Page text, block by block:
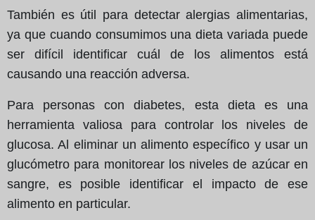
También es útil para detectar alergias alimentarias,
ya que cuando consumimos una dieta variada puede
ser difícil identificar cuál de los alimentos está
causando una reacción adversa.
Para personas con diabetes, esta dieta es una
herramienta valiosa para controlar los niveles de
glucosa. Al eliminar un alimento específico y usar un
glucómetro para monitorear los niveles de azúcar en
sangre, es posible identificar el impacto de ese
alimento en particular.